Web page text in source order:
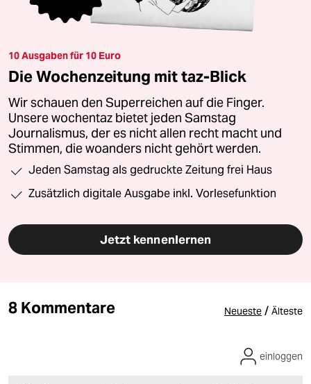
10 Ausgaben für 10 Euro
Die Wochenzeitung mit taz-Blick
Wir schauen den Superreichen auf die Finger.
Unsere wochentaz bietet jeden Samstag
Journalismus, der es nicht allen recht macht und
Stimmen, die woanders nicht gehört werden.
Jeden Samstag als gedruckte Zeitung frei Haus
Zusätzlich digitale Ausgabe inkl. Vorlesefunktion
Jetzt kennenlernen
8 Kommentare Neueste / Älteste
einloggen